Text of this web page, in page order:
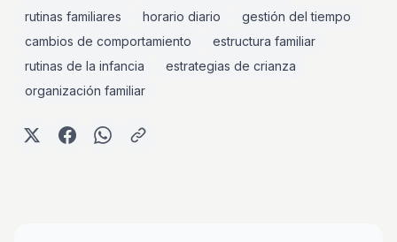
rutinas familiares
horario diario
gestión del tiempo
cambios de comportamiento
estructura familiar
rutinas de la infancia
estrategias de crianza
organización familiar